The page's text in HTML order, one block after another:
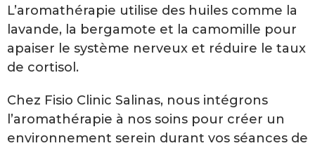
L’aromathérapie utilise des huiles comme la
lavande, la bergamote et la camomille pour
apaiser le système nerveux et réduire le taux
de cortisol.
Chez Fisio Clinic Salinas, nous intégrons
l’aromathérapie à nos soins pour créer un
environnement serein durant vos séances de